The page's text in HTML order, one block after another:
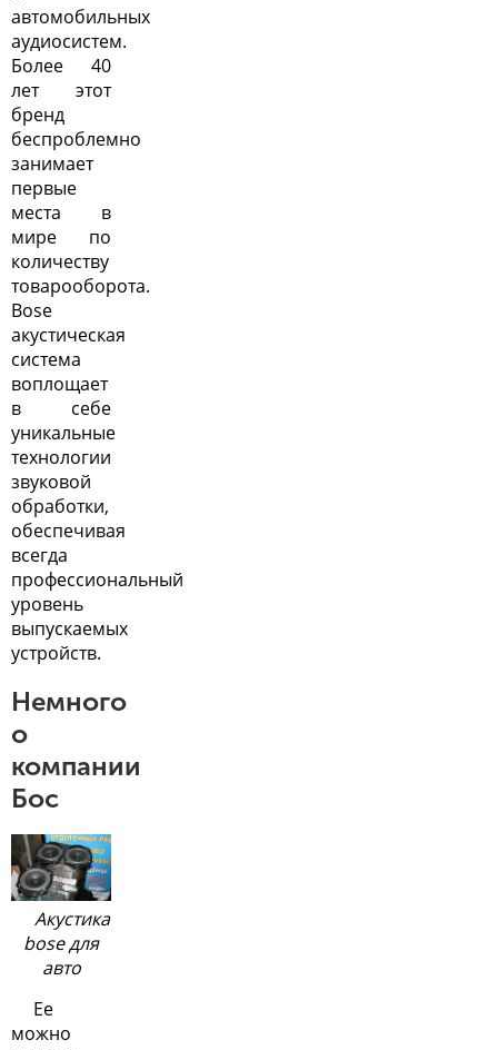
автомобильных
аудиосистем.
Более 40
лет этот
бренд
беспроблемно
занимает
первые
места в
мире по
количеству
товарооборота.
Bose
акустическая
система
воплощает
в себе
уникальные
технологии
звуковой
обработки,
обеспечивая
всегда
профессиональный
уровень
выпускаемых
устройств.
Немного
о
компании
Бос
Акустика
bose для
авто
Ее
можно